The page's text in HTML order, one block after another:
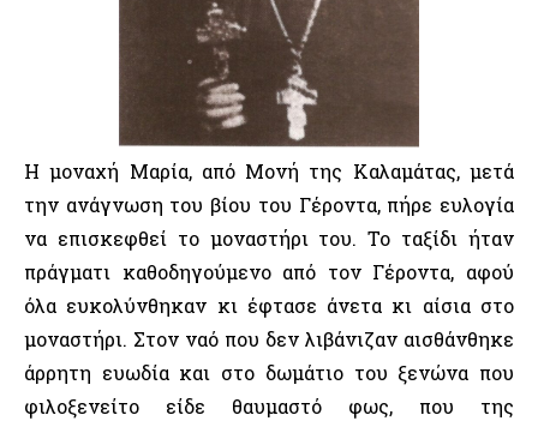
Η μοναχή Μαρία, από Μονή της Καλαμάτας, μετά
την ανάγνωση του βίου του Γέροντα, πήρε ευλογία
να επισκεφθεί το μοναστήρι του. Το ταξίδι ήταν
πράγματι καθοδηγούμενο από τον Γέροντα, αφού
όλα ευκολύνθηκαν κι έφτασε άνετα κι αίσια στο
μοναστήρι. Στον ναό που δεν λιβάνιζαν αισθάνθηκε
άρρητη ευωδία και στο δωμάτιο του ξενώνα που
φιλοξενείτο είδε θαυμαστό φως, που της